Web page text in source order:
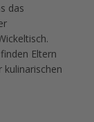
das
Eltern
kulinarischen